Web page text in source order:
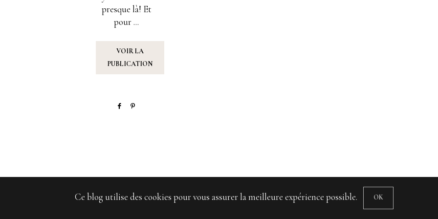
presque là! Et
pour ...
VOIR LA
PUBLICATION
Ce blog utilise des cookies pour vous assurer la meilleure expérience possible. OK